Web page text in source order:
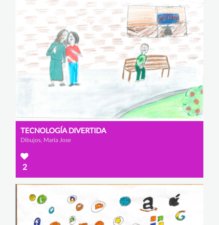
TECNOLOGÍA DIVERTIDA
Dibujos, María Jose
2